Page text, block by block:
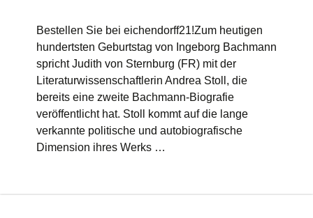
Bestellen Sie bei eichendorff21!Zum heutigen
hundertsten Geburtstag von Ingeborg Bachmann
spricht Judith von Sternburg (FR) mit der
Literaturwissenschaftlerin Andrea Stoll, die
bereits eine zweite Bachmann-Biografie
veröffentlicht hat. Stoll kommt auf die lange
verkannte politische und autobiografische
Dimension ihres Werks …